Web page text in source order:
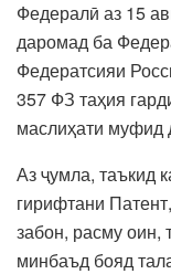
Федералӣ аз 15
даромад ба
Федератсияи
357 ФЗ таҳия
маслиҳати муфид
Аз ҷумла, таъкид
гирифтани
забон, расму оин,
минбаъд бояд